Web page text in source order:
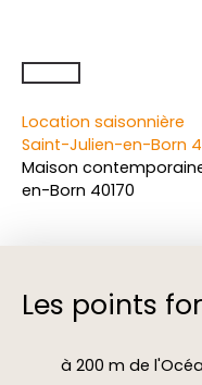
Location saisonnière
Saint-Julien-en-Born
Maison
en-Born 40170
Les points
à 200 m de